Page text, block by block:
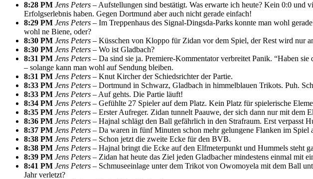
8:28 PM Jens Peters – Aufstellungen sind bestätigt. Was erwarte ich heute? Kein 0:0 und
Erfolgserlebnis haben. Gegen Dortmund aber auch nicht gerade einfach!
8:29 PM Jens Peters – Im Treppenhaus des Signal-Dingsda-Parks konnte man wohl
wohl ne Biene, oder?
8:30 PM Jens Peters – Küsschen von Kloppo für Zidan vor dem Spiel, der Rest wird nur
8:30 PM Jens Peters – Wo ist Gladbach?
8:31 PM Jens Peters – Da sind sie ja. Premiere-Kommentator verbreitet Panik. “Haben
– solange kann man wohl auf Sendung bleiben.
8:31 PM Jens Peters – Knut Kircher der Schiedsrichter der Partie.
8:33 PM Jens Peters – Dortmund in Schwarz, Gladbach in himmelblauen Trikots. Puh.
8:33 PM Jens Peters – Auf gehts. Die Partie läuft!
8:34 PM Jens Peters – Gefühlte 27 Spieler auf dem Platz. Kein Platz für spielerische
8:35 PM Jens Peters – Erster Aufreger. Zidan tunnelt Paauwe, der sich dann nur mit dem
8:36 PM Jens Peters – Hajnal schlägt den Ball gefährlich in den Strafraum. Erst verpasst
8:37 PM Jens Peters – Da waren in fünf Minuten schon mehr gelungene Flanken im Spiel
8:38 PM Jens Peters – Schon jetzt die zweite Ecke für den BVB.
8:38 PM Jens Peters – Hajnal bringt die Ecke auf den Elfmeterpunkt und Hummels steht
8:39 PM Jens Peters – Zidan hat heute das Ziel jeden Gladbacher mindestens einmal mit
8:41 PM Jens Peters – Schmuseeinlage unter dem Trikot von Owomoyela mit dem Ball
Jahr verletzt?